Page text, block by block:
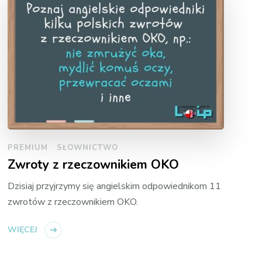
PREMIUM SŁOWNICTWO
Zwroty z rzeczownikiem OKO
Dzisiaj przyjrzymy się angielskim odpowiednikom 11
zwrotów z rzeczownikiem OKO.
WIĘCEJ